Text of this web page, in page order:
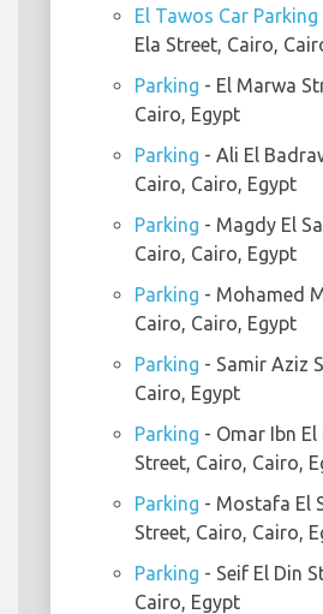
El Tawos Car Parking
Ela Street, Cairo,
Parking - El Marwa
Cairo, Egypt
Parking - Ali El
Cairo, Cairo, Egypt
Parking - Magdy El
Cairo, Cairo, Egypt
Parking - Mohamed
Cairo, Cairo, Egypt
Parking - Samir Aziz
Cairo, Egypt
Parking - Omar Ibn
Street, Cairo, Cairo,
Parking - Mostafa El
Street, Cairo, Cairo,
Parking - Seif El Din
Cairo, Egypt